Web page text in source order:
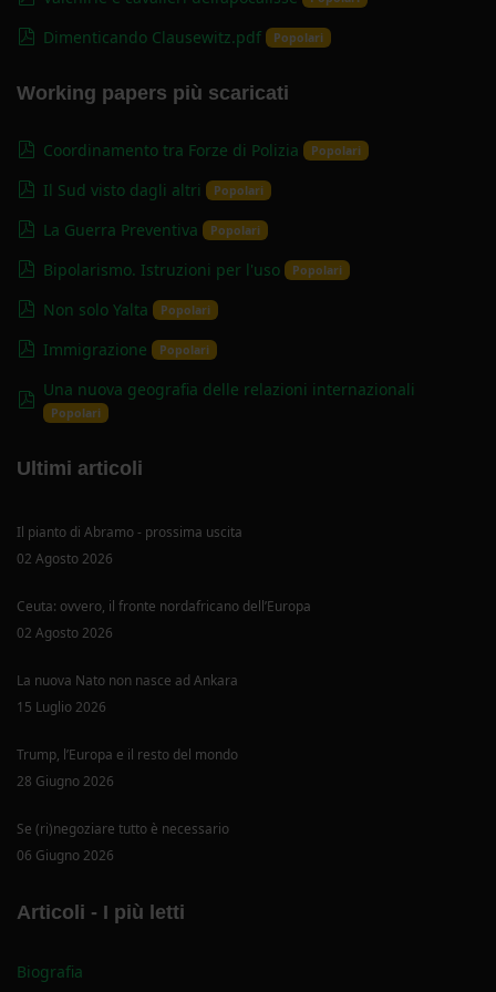
pdf
Dimenticando Clausewitz.pdf Popolari
Working papers più scaricati
pdf
Coordinamento tra Forze di Polizia Popolari
pdf
Il Sud visto dagli altri Popolari
pdf
La Guerra Preventiva Popolari
pdf
Bipolarismo. Istruzioni per l'uso Popolari
pdf
Non solo Yalta Popolari
pdf
Immigrazione Popolari
pdf
Una nuova geografia delle relazioni internazionali
Popolari
Ultimi articoli
Il pianto di Abramo - prossima uscita
02 Agosto 2026
Ceuta: ovvero, il fronte nordafricano dell’Europa
02 Agosto 2026
La nuova Nato non nasce ad Ankara
15 Luglio 2026
Trump, l’Europa e il resto del mondo
28 Giugno 2026
Se (ri)negoziare tutto è necessario
06 Giugno 2026
Articoli - I più letti
Biografia